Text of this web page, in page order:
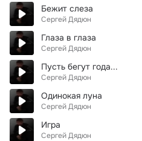
Бежит слеза
Сергей Дядюн
Глаза в глаза
Сергей Дядюн
Пусть бегут года...
Сергей Дядюн
Одинокая луна
Сергей Дядюн
Игра
Сергей Дядюн